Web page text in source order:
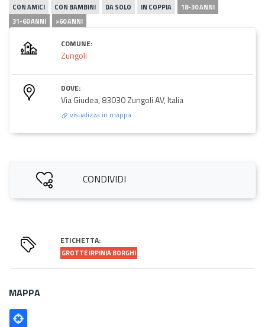
CON AMICI CON BAMBINI DA SOLO IN COPPIA
18-30 ANNI
31-60 ANNI
>60 ANNI
COMUNE:
Zungoli
DOVE:
Via Giudea, 83030 Zungoli AV, Italia
visualizza in mappa
CONDIVIDI
ETICHETTA:
GROTTE IRPINIA BORGHI
MAPPA
Poligono